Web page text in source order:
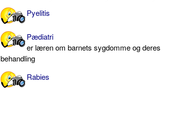
Pyelitis
Pædiatri
er læren om barnets sygdomme og deres
behandling
Rabies